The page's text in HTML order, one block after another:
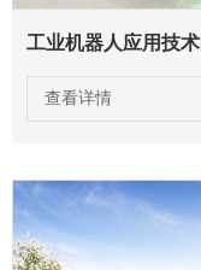
工业机器人应用技
查看详情